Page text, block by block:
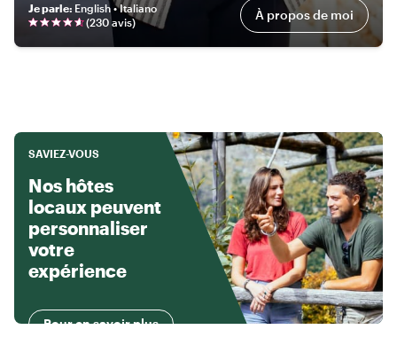
Je parle: English • Italiano
(230 avis) À propos de moi
SAVIEZ-VOUS
Nos hôtes
locaux peuvent
personnaliser
votre
expérience
Pour en savoir plus